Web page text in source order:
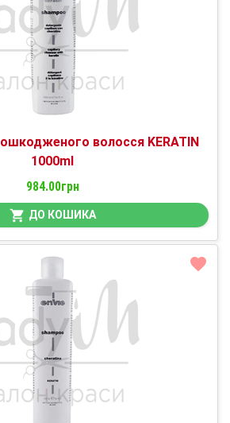
волосся KERATIN
1000ml
984.00грн
ДО КОШИКА